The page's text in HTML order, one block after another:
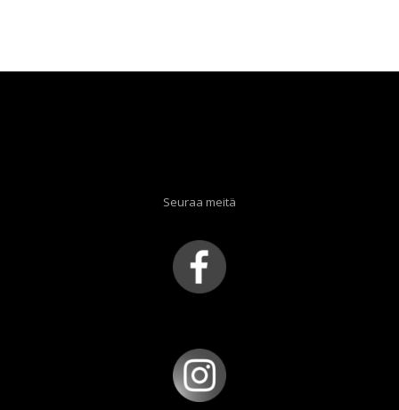
Seuraa meitä